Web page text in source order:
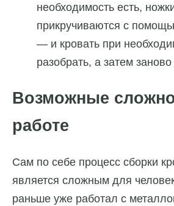
необходимость есть,
прикручиваются с
— и кровать при
разобрать, а затем заново
Возможные
работе
Сам по себе процесс сборки
является сложным для
раньше уже работал с